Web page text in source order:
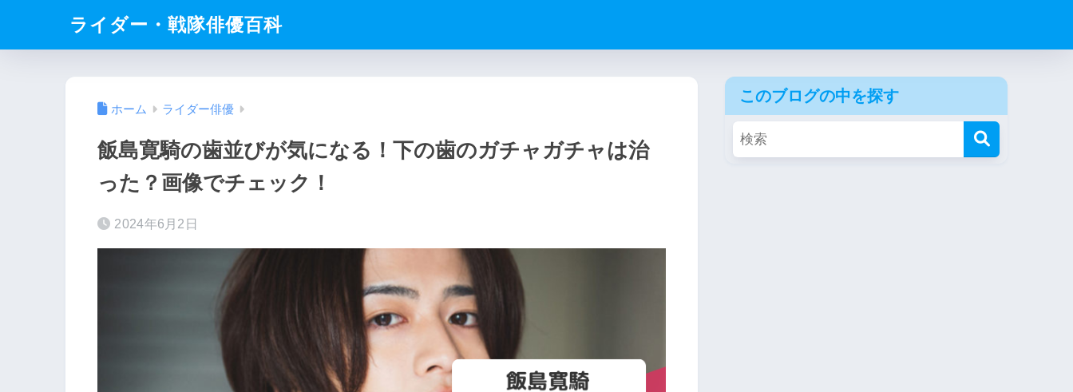
ライダー・戦隊俳優百科
ホーム ライダー俳優
飯島寛騎の歯並びが気になる！下の歯のガチャガチャは治
った？画像でチェック！
2024年6月2日
このブログの中を探す